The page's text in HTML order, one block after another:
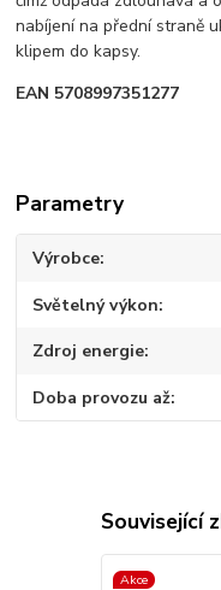
nabíjení na přední straně
klipem do kapsy.
EAN 5708997351277
Parametry
Výrobce
Světelný výkon
Zdroj energie
Doba provozu až
Související
Akce